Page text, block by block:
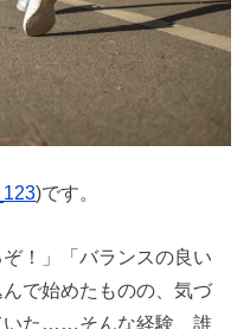
)です。
！」「バランスの良い
で始めたものの、気づ
いた……そんな経験、誰